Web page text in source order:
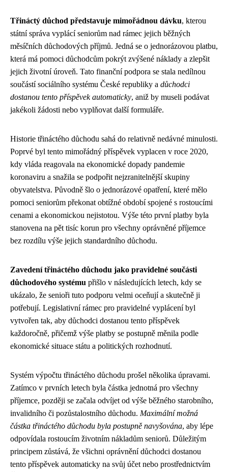
Třináctý důchod představuje mimořádnou dávku, kterou
státní správa vyplácí seniorům nad rámec jejich běžných
měsíčních důchodových příjmů. Jedná se o jednorázovou platbu,
která má pomoci důchodcům pokrýt zvýšené náklady a zlepšit
jejich životní úroveň. Tato finanční podpora se stala nedílnou
součástí sociálního systému České republiky a důchodci
dostanou tento příspěvek automaticky, aniž by museli podávat
jakékoli žádosti nebo vyplňovat další formuláře.
Historie třináctého důchodu sahá do relativně nedávné minulosti.
Poprvé byl tento mimořádný příspěvek vyplacen v roce 2020,
kdy vláda reagovala na ekonomické dopady pandemie
koronaviru a snažila se podpořit nejzranitelnější skupiny
obyvatelstva. Původně šlo o jednorázové opatření, které mělo
pomoci seniorům překonat obtížné období spojené s rostoucími
cenami a ekonomickou nejistotou. Výše této první platby byla
stanovena na pět tisíc korun pro všechny oprávněné příjemce
bez rozdílu výše jejich standardního důchodu.
Zavedení třináctého důchodu jako pravidelné součásti
důchodového systému přišlo v následujících letech, kdy se
ukázalo, že senioři tuto podporu velmi oceňují a skutečně ji
potřebují. Legislativní rámec pro pravidelné vyplácení byl
vytvořen tak, aby důchodci dostanou tento příspěvek
každoročně, přičemž výše platby se postupně měnila podle
ekonomické situace státu a politických rozhodnutí.
Systém výpočtu třináctého důchodu prošel několika úpravami.
Zatímco v prvních letech byla částka jednotná pro všechny
příjemce, později se začala odvíjet od výše běžného starobního,
invalidního či pozůstalostního důchodu. Maximální možná
částka třináctého důchodu byla postupně navyšována, aby lépe
odpovídala rostoucím životním nákladům seniorů. Důležitým
principem zůstává, že všichni oprávnění důchodci dostanou
tento příspěvek automaticky na svůj účet nebo prostřednictvím